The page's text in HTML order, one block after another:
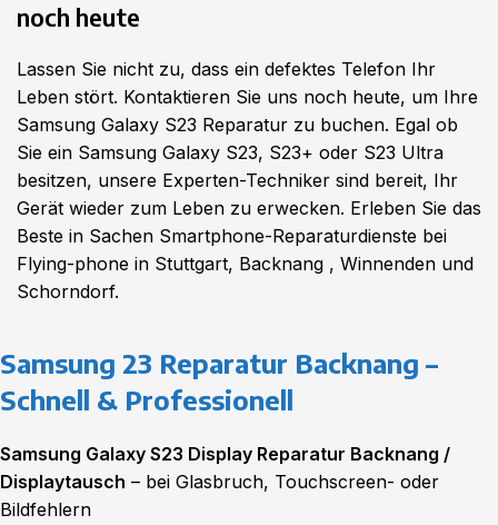
noch heute
Lassen Sie nicht zu, dass ein defektes Telefon Ihr
Leben stört. Kontaktieren Sie uns noch heute, um Ihre
Samsung Galaxy S23 Reparatur zu buchen. Egal ob
Sie ein Samsung Galaxy S23, S23+ oder S23 Ultra
besitzen, unsere Experten-Techniker sind bereit, Ihr
Gerät wieder zum Leben zu erwecken. Erleben Sie das
Beste in Sachen Smartphone-Reparaturdienste bei
Flying-phone in Stuttgart, Backnang , Winnenden und
Schorndorf.
Samsung 23 Reparatur Backnang –
Schnell & Professionell
Samsung Galaxy S23 Display Reparatur Backnang /
Displaytausch – bei Glasbruch, Touchscreen- oder
Bildfehlern